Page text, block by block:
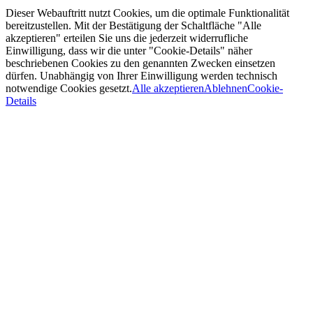
Dieser Webauftritt nutzt Cookies, um die optimale Funktionalität
bereitzustellen. Mit der Bestätigung der Schaltfläche "Alle
akzeptieren" erteilen Sie uns die jederzeit widerrufliche
Einwilligung, dass wir die unter "Cookie-Details" näher
beschriebenen Cookies zu den genannten Zwecken einsetzen
dürfen. Unabhängig von Ihrer Einwilligung werden technisch
notwendige Cookies gesetzt.Alle akzeptierenAblehnenCookie-
Details